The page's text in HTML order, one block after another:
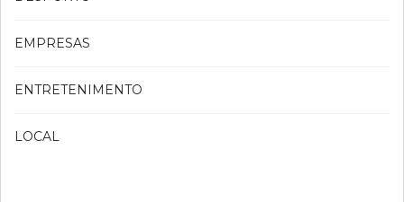
EMPRESAS
ENTRETENIMENTO
LOCAL